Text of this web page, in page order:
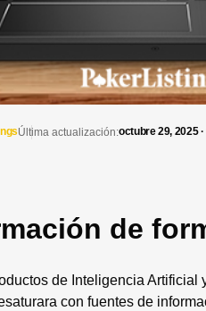
Última actualización:octubre 29, 2025
de
de Inteligencia
con fuentes de